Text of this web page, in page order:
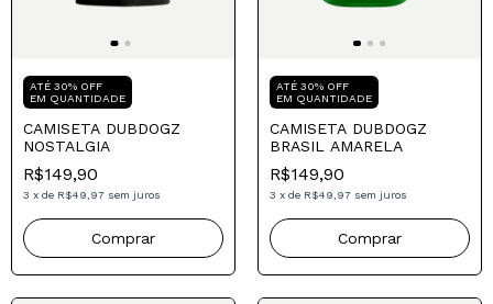
ATÉ 30% OFF
EM QUANTIDADE
CAMISETA DUBDOGZ
NOSTALGIA
R$149,90
3 x de R$49,97 sem juros
Comprar
ATÉ 30% OFF
EM QUANTIDADE
CAMISETA DUBDOGZ
BRASIL AMARELA
R$149,90
3 x de R$49,97 sem juros
Comprar